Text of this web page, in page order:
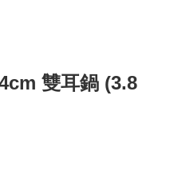
雙耳鍋 (3.8